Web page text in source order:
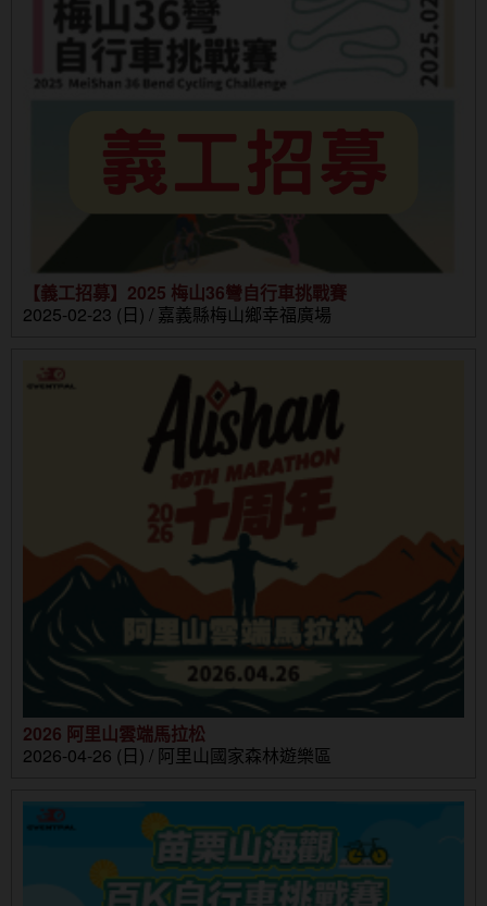
【義工招募】2025 梅山36彎自行車挑戰賽
2025-02-23 (日) / 嘉義縣梅山鄉幸福廣場
2026 阿里山雲端馬拉松
2026-04-26 (日) / 阿里山國家森林遊樂區